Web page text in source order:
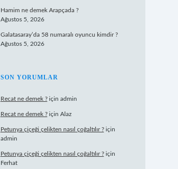
Hamim ne demek Arapçada ?
Ağustos 5, 2026
Galatasaray’da 58 numaralı oyuncu kimdir ?
Ağustos 5, 2026
SON YORUMLAR
Recat ne demek ?için admin
Recat ne demek ?için Alaz
Petunya çiçeği çelikten nasıl çoğaltılır ?için
admin
Petunya çiçeği çelikten nasıl çoğaltılır ?için
Ferhat